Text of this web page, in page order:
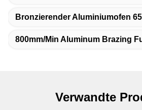
Bronzierender Aluminiumofen
800mm/Min Aluminum Brazing
Verwandte